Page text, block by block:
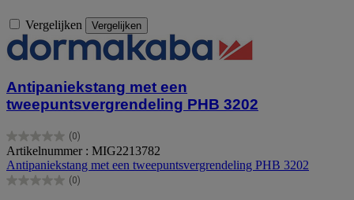
Vergelijken Vergelijken
Antipaniekstang met een
tweepuntsvergrendeling PHB 3202
(0)
0.0
van
de
5
Artikelnummer : MIG2213782
Antipaniekstang met een tweepuntsvergrendeling PHB 3202
(0)
0.0